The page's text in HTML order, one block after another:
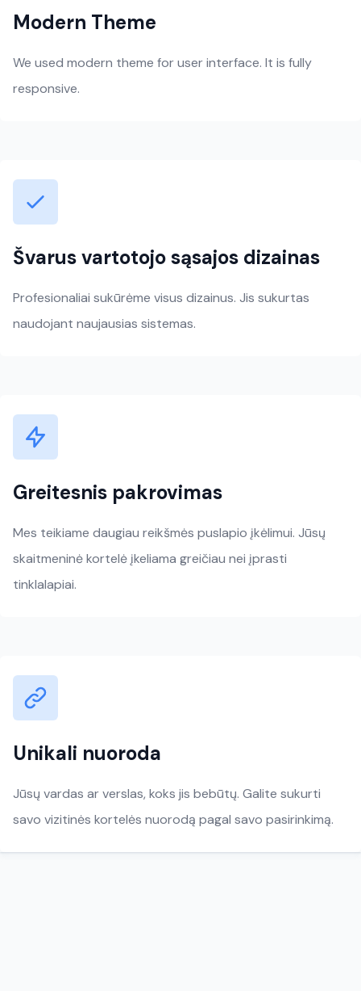
Modern Theme
We used modern theme for user interface. It is fully
responsive.
Švarus vartotojo sąsajos dizainas
Profesionaliai sukūrėme visus dizainus. Jis sukurtas
naudojant naujausias sistemas.
Greitesnis pakrovimas
Mes teikiame daugiau reikšmės puslapio įkėlimui. Jūsų
skaitmeninė kortelė įkeliama greičiau nei įprasti
tinklalapiai.
Unikali nuoroda
Jūsų vardas ar verslas, koks jis bebūtų. Galite sukurti
savo vizitinės kortelės nuorodą pagal savo pasirinkimą.